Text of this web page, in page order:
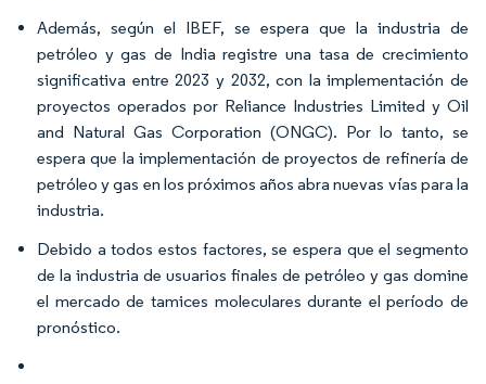
Además, según el IBEF, se espera que la industria de
petróleo y gas de India registre una tasa de crecimiento
significativa entre 2023 y 2032, con la implementación de
proyectos operados por Reliance Industries Limited y Oil
and Natural Gas Corporation (ONGC). Por lo tanto, se
espera que la implementación de proyectos de refinería de
petróleo y gas en los próximos años abra nuevas vías para la
industria.
Debido a todos estos factores, se espera que el segmento
de la industria de usuarios finales de petróleo y gas domine
el mercado de tamices moleculares durante el período de
pronóstico.